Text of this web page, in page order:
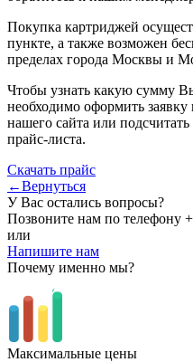
Покупка картриджей
пункте, а также возможен
пределах города Москвы и
Чтобы узнать какую сумму
необходимо оформить
нашего сайта или
прайс-листа.
Скачать прайс
←Вернуться
У Вас остались вопросы?
Позвоните нам по телефону
или
Напишите нам
Почему именно мы?
Максимальные цены